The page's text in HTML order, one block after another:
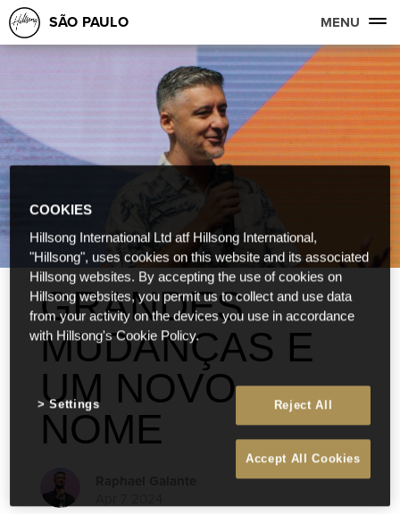
SÃO PAULO MENU
GRANDES
MUDANÇAS E
UM NOVO
NOME
COOKIES
Hillsong International Ltd atf Hillsong International,
"Hillsong", uses cookies on this website and its associated
Hillsong websites. By accepting the use of cookies on
Hillsong websites, you permit us to collect and use data
from your activity on the devices you use in accordance
with Hillsong's Cookie Policy.
Reject All
Accept All Cookies
Settings